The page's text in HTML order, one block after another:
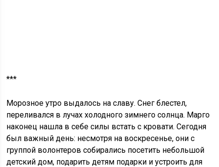
***
Морозное утро выдалось на славу. Снег блестел,
переливался в лучах холодного зимнего солнца. Марго
наконец нашла в себе силы встать с кровати. Сегодня
был важный день: несмотря на воскресенье, они с
группой волонтеров собирались посетить небольшой
детский дом, подарить детям подарки и устроить для